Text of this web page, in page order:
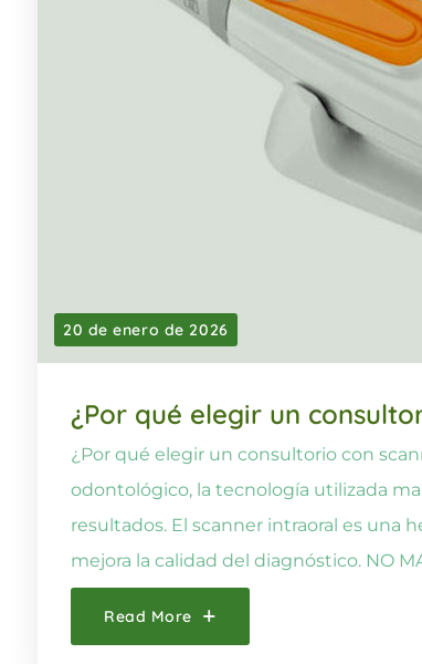
20 de enero de 2026
¿Por qué elegir un
¿Por qué elegir un consultorio con
odontológico, la tecnología utilizada
resultados. El scanner intraoral es una
mejora la calidad del diagnóstico. NO
Read More